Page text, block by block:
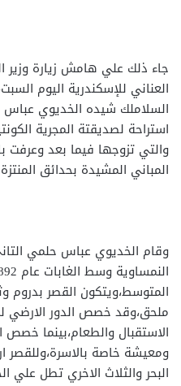
جاء ذلك علي هامش زيارة وزير
العناني للإسكندرية اليوم
استراحة لصديقتة المجرية
والتي تزوجها فيما بعد
المباني المشيدة بحدائق
وقام الخديوي عباس حلمي
المتوسط،ويتكون القصر بدروم
ملحق،وقد خصص الدور الارضي
الاستقبال والطعام،بينما خصص
ومعيشة خاصة بالاسرة،وللقصر
البحر والثلاث الاخري تطل علي